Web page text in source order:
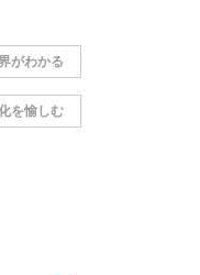
がわかる
を愉しむ